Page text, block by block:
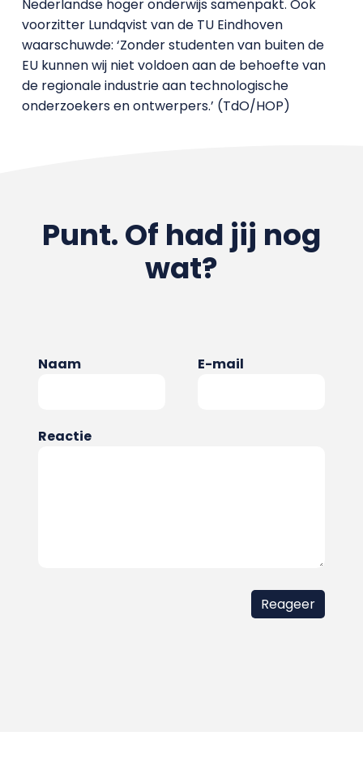
Nederlandse hoger onderwijs samenpakt. Ook
voorzitter Lundqvist van de TU Eindhoven
waarschuwde: ‘Zonder studenten van buiten de
EU kunnen wij niet voldoen aan de behoefte van
de regionale industrie aan technologische
onderzoekers en ontwerpers.’ (TdO/HOP)
Punt. Of had jij nog
wat?
Naam E-mail
Reactie